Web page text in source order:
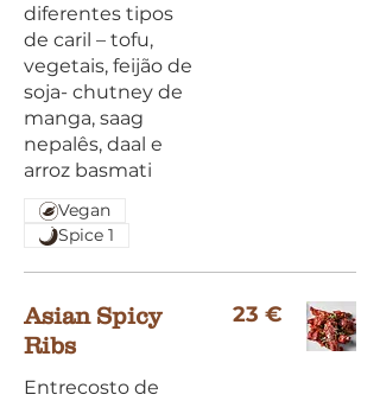
diferentes tipos
de caril – tofu,
vegetais, feijão de
soja- chutney de
manga, saag
nepalês, daal e
arroz basmati
Vegan
Spice 1
Asian Spicy
Ribs
Entrecosto de
23 €